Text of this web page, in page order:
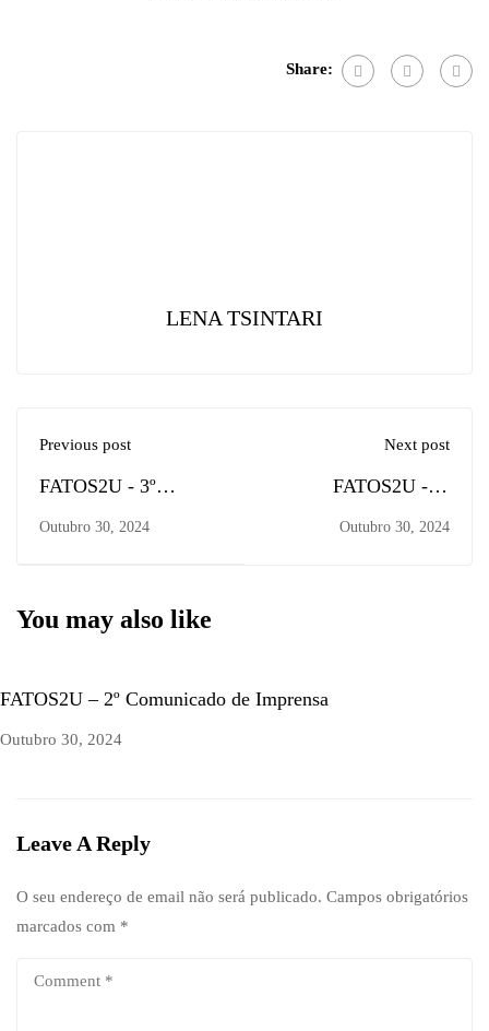
Share:
LENA TSINTARI
Previous post
FATOS2U - 3º
Boletim Informativo
Outubro 30, 2024
Next post
FATOS2U - 2º
Comunicado de
Outubro 30, 2024
You may also like
FATOS2U – 2º Comunicado de Imprensa
Outubro 30, 2024
Leave A Reply
O seu endereço de email não será publicado. Campos obrigatórios
marcados com *